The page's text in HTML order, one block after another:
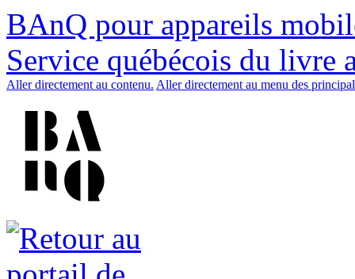
BAnQ pour appareils
Service québécois du livre
Aller directement au contenu. Aller directement au menu des